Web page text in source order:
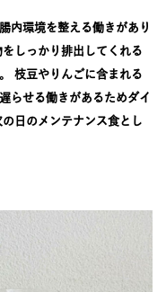
内環境を整える働きがあり
しっかり排出してくれる
枝豆やりんごに含まれる
らせる働きがあるためダイ
日のメンテナンス食とし